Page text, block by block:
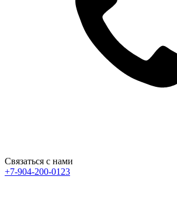
Связаться с нами
+7-904-200-0123